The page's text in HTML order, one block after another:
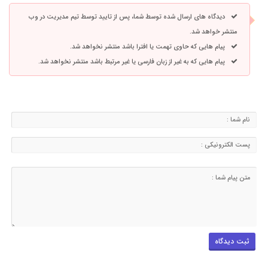
دیدگاه های ارسال شده توسط شما، پس از تایید توسط تیم مدیریت در وب
منتشر خواهد شد.
پیام هایی که حاوی تهمت یا افترا باشد منتشر نخواهد شد.
پیام هایی که به غیر از زبان فارسی یا غیر مرتبط باشد منتشر نخواهد شد.